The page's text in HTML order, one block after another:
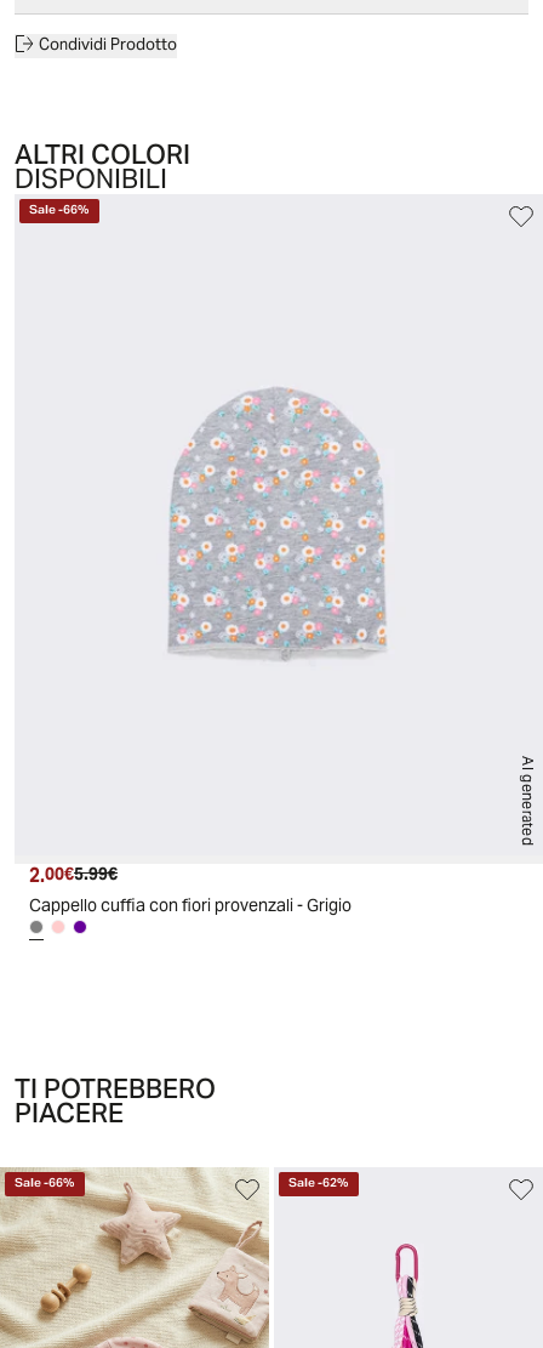
Condividi Prodotto
ALTRI COLORI
DISPONIBILI
AI generated
Sale-66%
Prezzo attuale
2.00€ Prezzo originale
5.99€
Cappello cuffia con fiori provenzali - Grigio
TI POTREBBERO
PIACERE
Sale-66% Sale-62%